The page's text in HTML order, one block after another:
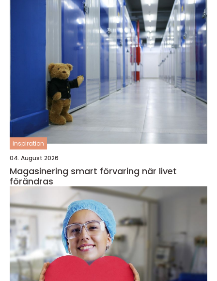
inspiration
04. August 2026
Magasinering smart förvaring när livet
förändras